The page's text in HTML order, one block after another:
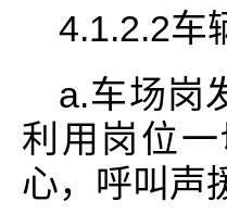
4.1.2.2车
a.车场岗
利用岗位
心，呼叫声